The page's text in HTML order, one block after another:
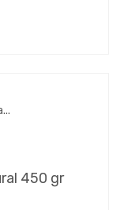
450 gr